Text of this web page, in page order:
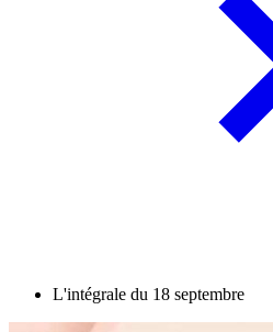
L'intégrale du 18 septembre